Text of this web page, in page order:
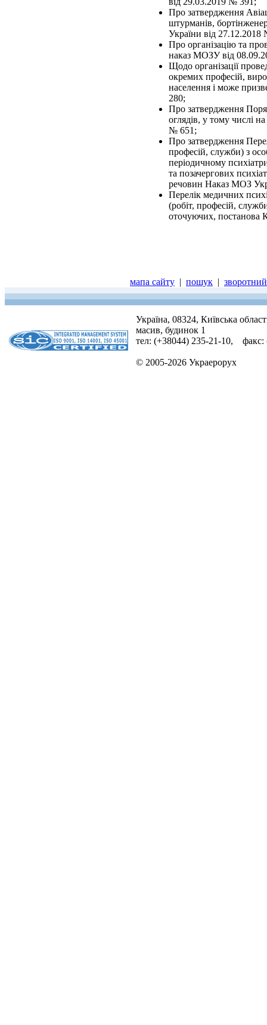
Про затвердження
штурманів,
України від
Про організацію та
наказ МОЗУ від
Щодо організації
окремих професій,
населення і може
280;
Про затвердження
оглядів, у тому числі
№ 651;
Про затвердження
професій, служби) з
періодичному
та позачергових
речовин Наказ МОЗ
Перелік медичних
(робіт, професій,
оточуючих,
мапа сайту | пошук |
Україна, 08324, Київська
масив, будинок 1
тел: (+38044) 235-21-10, факс:
© 2005-2026 Украерорух